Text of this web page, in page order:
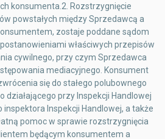
konsumenta.2. Rozstrzygnięcie
powstałych między Sprzedawcą a
zostaje poddane sądom
właściwych przepisów
cywilnego, przy czym Sprzedawca
mediacyjnego. Konsument
się do stałego polubownego
działającego przy Inspekcji Handlowej
inspektora Inspekcji Handlowej, a także
pomoc w sprawie rozstrzygnięcia
będącym konsumentem a